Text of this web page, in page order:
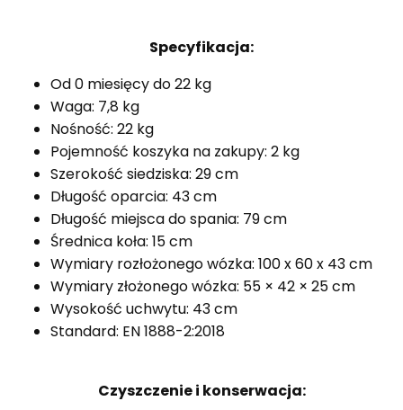
Specyfikacja:
Od 0 miesięcy do 22 kg
Waga: 7,8 kg
Nośność: 22 kg
Pojemność koszyka na zakupy: 2 kg
Szerokość siedziska: 29 cm
Długość oparcia: 43 cm
Długość miejsca do spania: 79 cm
Średnica koła: 15 cm
Wymiary rozłożonego wózka: 100 x 60 x 43 cm
Wymiary złożonego wózka: 55 × 42 × 25 cm
Wysokość uchwytu: 43 cm
Standard: EN 1888-2:2018
Czyszczenie i konserwacja: